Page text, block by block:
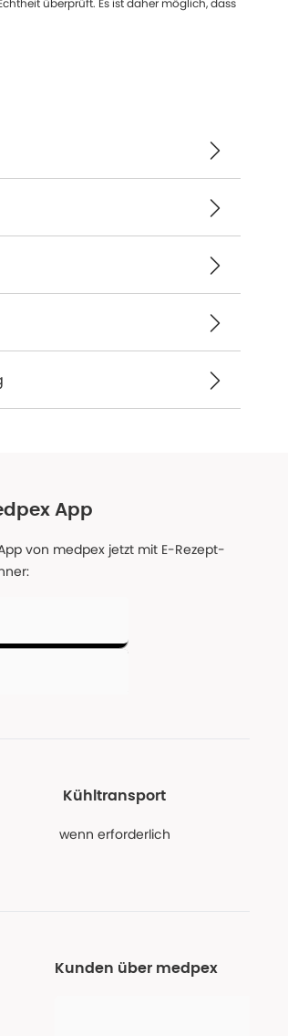
überprüft. Es ist daher möglich, dass
App
von medpex jetzt mit E-Rezept-
Kühltransport
wenn erforderlich
Kunden über medpex